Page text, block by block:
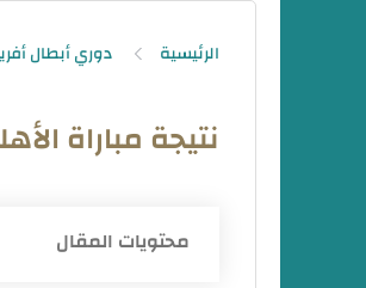
الرئيسية دوري أبطال
نتيجة مباراة
محتويات المقال